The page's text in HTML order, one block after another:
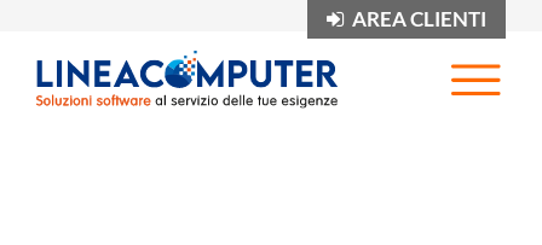
AREA CLIENTI